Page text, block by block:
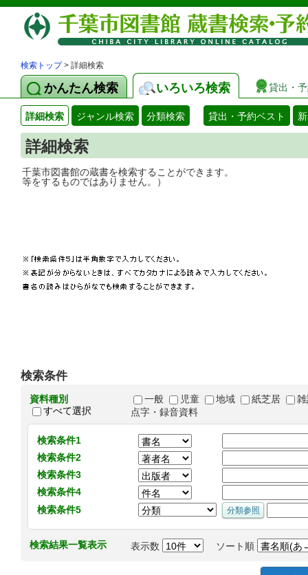
検索トップ> 詳細検索
かんたん検索 いろいろ検索 貸出・
詳細検索 ジャンル検索 分類検索 貸出・予約ベスト
詳細検索
千葉市図書館の蔵書を検索することがで
等をするものではありません。）
検索条件
資料種別
すべて選択
一般 児童 地域 紙芝居
点字・録音資料
検索条件1
検索条件2
検索条件3
検索条件4
検索条件5
検索結果一覧表示 表示数 ソート順